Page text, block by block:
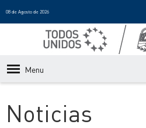
08 de Agosto de 2026
Menu
Noticias